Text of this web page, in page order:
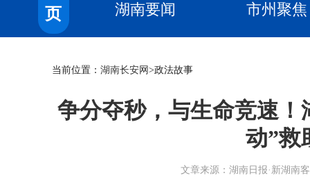
页
湖南要闻
市州聚焦
当前位置： 湖南长安网 >政法故事
争分夺秒，与生命竞速
动”救
文章来源：湖南日报·新湖南